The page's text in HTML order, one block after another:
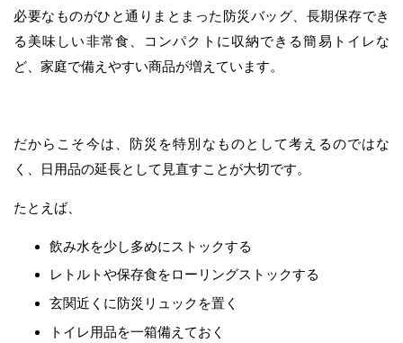
必要なものがひと通りまとまった防災バッグ、長期保存でき
る美味しい非常食、コンパクトに収納できる簡易トイレな
ど、家庭で備えやすい商品が増えています。
だからこそ今は、防災を特別なものとして考えるのではな
く、日用品の延長として見直すことが大切です。
たとえば、
飲み水を少し多めにストックする
レトルトや保存食をローリングストックする
玄関近くに防災リュックを置く
トイレ用品を一箱備えておく